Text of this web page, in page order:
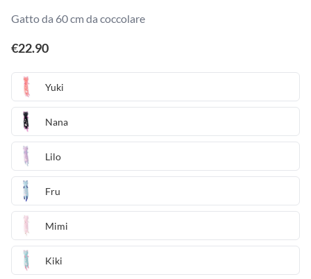
Gatto da 60 cm da coccolare
€22.90
Yuki
Nana
Lilo
Fru
Mimi
Kiki